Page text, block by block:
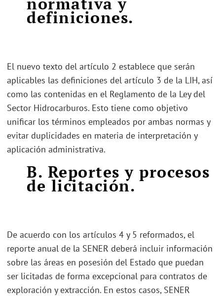
definiciones.
El nuevo texto del artículo 2 establece que serán
aplicables las definiciones del artículo 3 de la LIH, así
como las contenidas en el Reglamento de la Ley del
Sector Hidrocarburos. Esto tiene como objetivo
unificar los términos empleados por ambas normas y
evitar duplicidades en materia de interpretación y
aplicación administrativa.
B. Reportes y procesos
de licitación.
De acuerdo con los artículos 4 y 5 reformados, el
reporte anual de la SENER deberá incluir información
sobre las áreas en posesión del Estado que puedan
ser licitadas de forma excepcional para contratos de
exploración y extracción. En estos casos, SENER